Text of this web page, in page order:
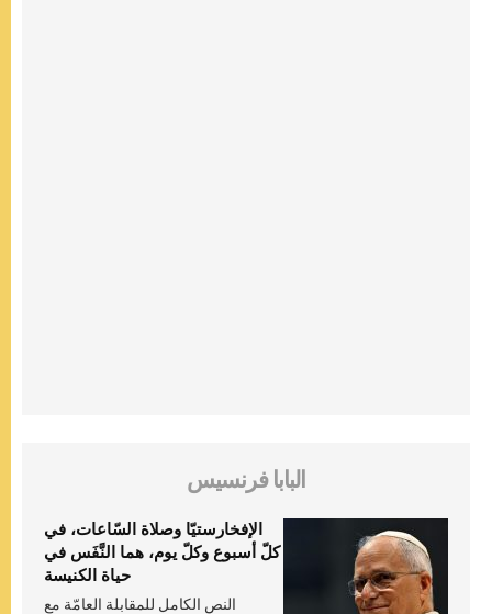
البابا فرنسيس
الإفخارستيّا وصلاة السّاعات، في
كلّ أسبوع وكلّ يوم، هما النَّفَس في
حياة الكنيسة
النص الكامل للمقابلة العامّة مع